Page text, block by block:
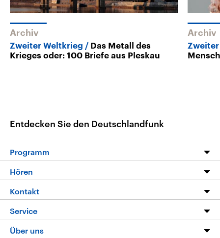
Archiv
Zweiter Weltkrieg
Das Metall des
Krieges oder: 100 Briefe aus Pleskau
Archiv
Entdecken Sie den Deutschlandfunk
Programm
Programm
Die Nachrichten
Nachrichtenleicht
Neue Beiträge auf dlf.de
Hören
Livestream
Podcasts
Deutschlandfunk App
Kontakt
Hörerservice
Service
FAQ
Über uns